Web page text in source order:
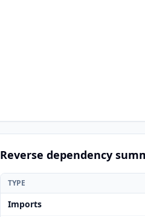
Reverse dependency
TYPE
Imports